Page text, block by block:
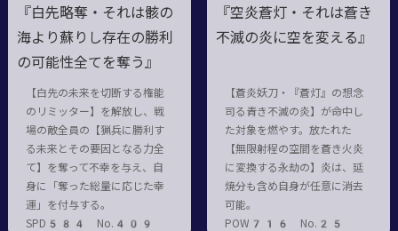
『白先略奪・それは骸の
海より蘇りし存在の勝利
の可能性全てを奪う』
【白先の未来を切断する権能
のリミッター】を解放し、戦
場の敵全員の【猟兵に勝利す
る未来とその要因となる力全
て】を奪って不幸を与え、自
身に「奪った総量に応じた幸
運」を付与する。
SPD584 No.409
『空炎蒼灯・それは蒼き
不滅の炎に空を変える』
【蒼炎妖刀・『蒼灯』の想念
司る青き不滅の炎】が命中し
た対象を燃やす。放たれた
【無限射程の空間を蒼き火炎
に変換する永劫の】炎は、延
焼分も含め自身が任意に消去
可能。
POW716 No.25